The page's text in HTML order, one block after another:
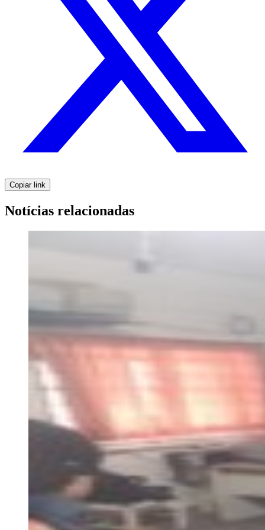
Copiar link
Notícias relacionadas